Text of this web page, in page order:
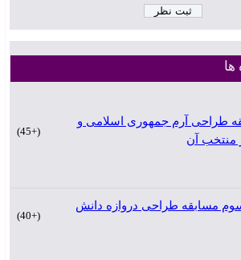
ها
طراحی آرم جمهوری اسلامی و
منتخب آن
+45
مسابقه طراحی دروازه دانش
+40